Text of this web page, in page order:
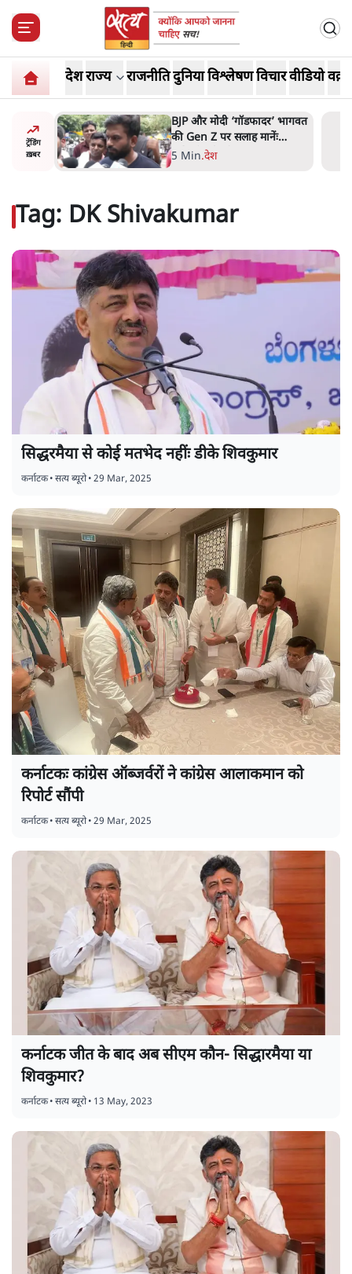
देशराज्य राजनीतिदुनियाविश्लेषणविचारवीडियो
ट्रेंडिंग
ख़बर
पूरी दाल
कर
BJP और मोदी ‘गॉडफादर’ भागवत
की Gen Z पर सलाह मानेंः
अभिजीत दिपके
5 Min.देश
Tag: DK Shivakumar
सिद्धरमैया से कोई मतभेद नहींः डीके शिवकुमार
कर्नाटक•सत्य ब्यूरो•29 Mar, 2025
कर्नाटकः कांग्रेस ऑब्जर्वरों ने कांग्रेस आलाकमान को
रिपोर्ट सौंपी
कर्नाटक•सत्य ब्यूरो•29 Mar, 2025
कर्नाटक जीत के बाद अब सीएम कौन- सिद्धारमैया या
शिवकुमार?
कर्नाटक•सत्य ब्यूरो• 13 May, 2023